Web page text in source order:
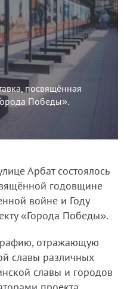
посвящённая
Победы».
Арбат состоялось
годовщине
войне и Году
«Города Победы».
отражающую
славы различных
славы и городов